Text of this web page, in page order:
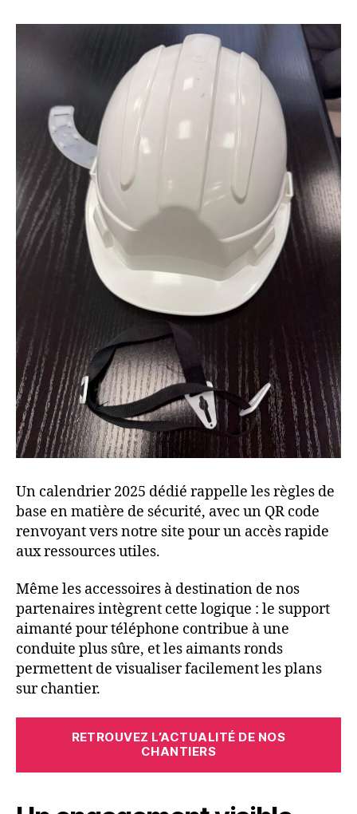
Un calendrier 2025 dédié rappelle les règles de
base en matière de sécurité, avec un QR code
renvoyant vers notre site pour un accès rapide
aux ressources utiles.
Même les accessoires à destination de nos
partenaires intègrent cette logique : le support
aimanté pour téléphone contribue à une
conduite plus sûre, et les aimants ronds
permettent de visualiser facilement les plans
sur chantier.
RETROUVEZ L’ACTUALITÉ DE NOS
CHANTIERS